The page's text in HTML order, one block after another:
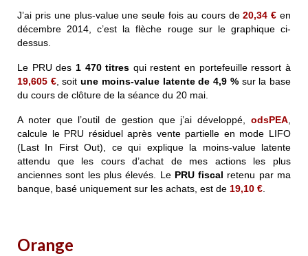
J’ai pris une plus-value une seule fois au cours de20,34 € en
décembre 2014, c’est la flèche rouge sur le graphique ci-
dessus.
Le PRU des 1 470 titres qui restent en portefeuille ressort à
19,605 €, soitune moins-value latente de4,9 %sur la base
du cours de clôture de la séance du 20 mai.
A noter que l’outil de gestion que j’ai développé, odsPEA,
calcule le PRU résiduel après vente partielle en mode LIFO
(Last In First Out), ce qui explique la moins-value latente
attendu que les cours d’achat de mes actions les plus
anciennes sont les plus élevés. Le PRU fiscal retenu par ma
banque, basé uniquement sur les achats, est de 19,10 €.
Orange